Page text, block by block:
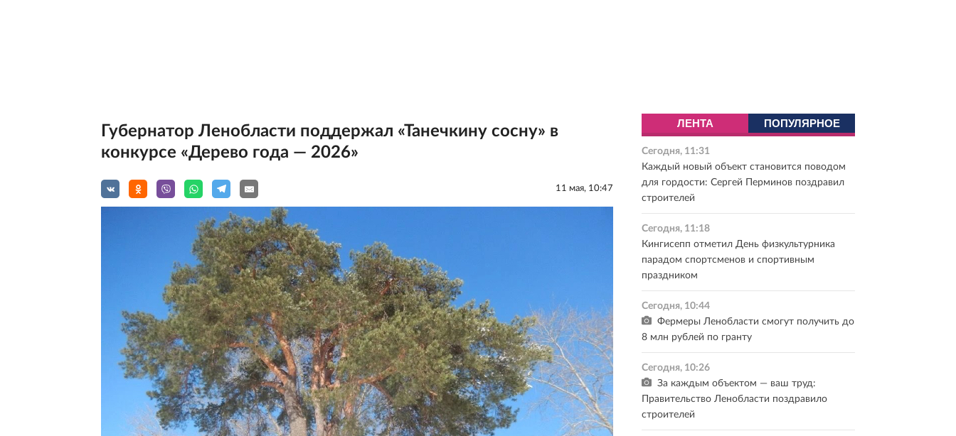
Губернатор Ленобласти поддержал «Танечкину сосну» в
конкурсе «Дерево года — 2026»
11 мая, 10:47
ЛЕНТА ПОПУЛЯРНОЕ
Сегодня, 11:31
Каждый новый объект становится поводом
для гордости: Сергей Перминов поздравил
строителей
Сегодня, 11:18
Кингисепп отметил День физкультурника
парадом спортсменов и спортивным
праздником
Сегодня, 10:44
Фермеры Ленобласти смогут получить до
8 млн рублей по гранту
Сегодня, 10:26
За каждым объектом — ваш труд:
Правительство Ленобласти поздравило
строителей